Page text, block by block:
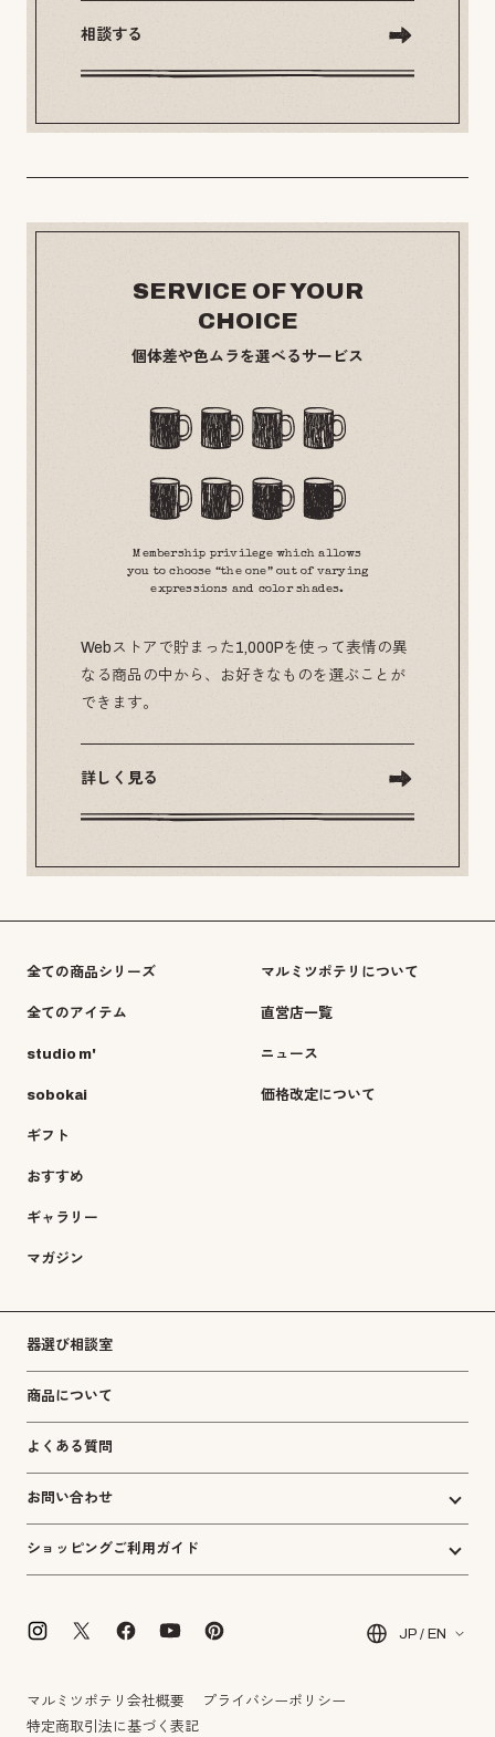
相談する
SERVICE OF YOUR
CHOICE
個体差や色ムラを選べるサービス
Membership privilege which allows
you to choose “the one” out of varying
expressions and color shades.
Webストアで貯まった1,000Pを使って表情の異
なる商品の中から、お好きなものを選ぶことが
できます。
詳しく見る
全ての商品シリーズ
全てのアイテム
studio m'
sobokai
ギフト
おすすめ
ギャラリー
マガジン
マルミツポテリについて
直営店一覧
ニュース
価格改定について
器選び相談室
商品について
よくある質問
お問い合わせ
ショッピングご利用ガイド
JP / EN
マルミツポテリ会社概要
プライバシーポリシー
特定商取引法に基づく表記